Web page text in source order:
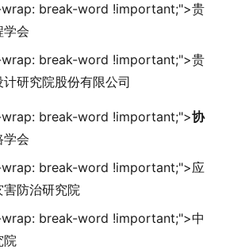
break-word !important;">贵
学会
break-word !important;">贵
研究院股份有限公司
break-word !important;">协
学会
break-word !important;">应
防治研究院
break-word !important;">中
院